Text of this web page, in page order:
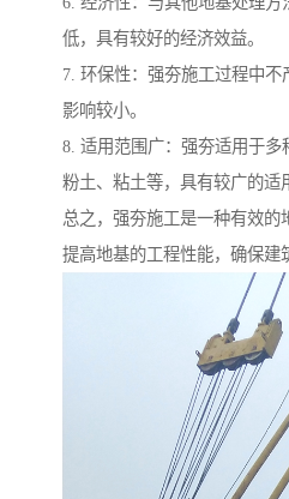
低，具有较好的经济效益。
7. 环保性：强夯施工过程中
影响较小。
8. 适用范围广：强夯适用于多
粉土、粘土等，具有较广的适
总之，强夯施工是一种有效的
提高地基的工程性能，确保建